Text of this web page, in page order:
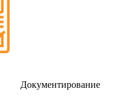
Документирование